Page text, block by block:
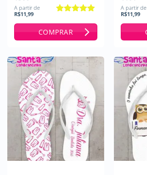
A partir de
R$11,99
COMPRAR
A partir de
R$11,99